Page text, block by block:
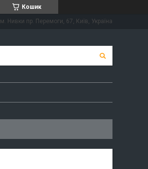
Кошик
м. Нивки пр. Перемоги, 67, Київ, Україна